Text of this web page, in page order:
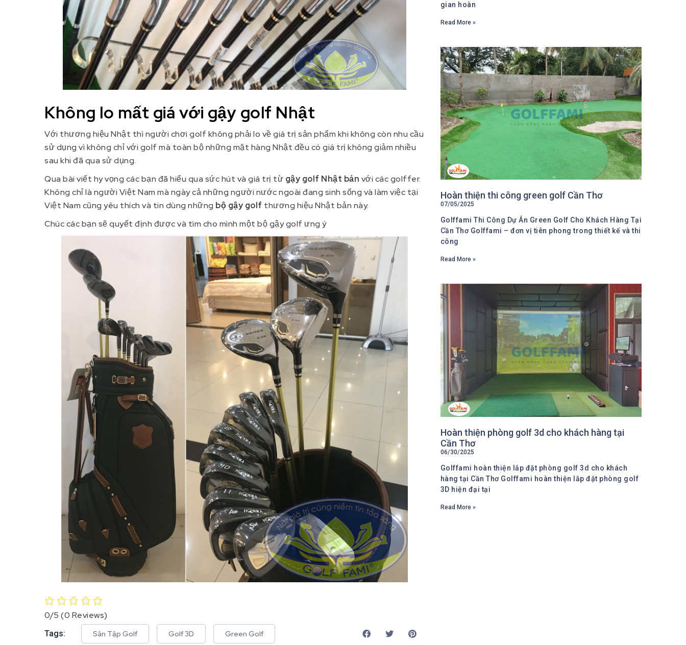
Không lo mất giá với gậy golf Nhật
Với thương hiệu Nhật thì người chơi golf không phải lo về giá trị sản phẩm khi không còn nhu cầu
sử dụng vì không chỉ với golf mà toàn bộ những mặt hàng Nhật đều có giá trị không giảm nhiều
sau khi đã qua sử dụng.
Qua bài viết hy vọng các bạn đã hiểu qua sức hút và giá trị từ gậy golf Nhật bản với các golffer.
Không chỉ là người Việt Nam mà ngày cả những người nước ngoài đang sinh sống và làm việc tại
Việt Nam cũng yêu thích và tin dùng những bộ gậy golf thương hiệu Nhật bản này.
Chúc các bạn sẽ quyết định được và tìm cho mình một bộ gậy golf ưng ý
0/5 (0 Reviews)
Tags: Sân Tập Golf Golf 3D Green Golf
gian hoàn
Read More »
Hoàn thiện thi công green golf Cần Thơ
07/05/2025
Golffami Thi Công Dự Án Green Golf Cho Khách Hàng Tại
Cần Thơ Golffami – đơn vị tiên phong trong thiết kế và thi
công
Read More »
Hoàn thiện phòng golf 3d cho khách hàng tại
Cần Thơ
06/30/2025
Golffami hoàn thiện lắp đặt phòng golf 3d cho khách
hàng tại Cần Thơ Golffami hoàn thiện lắp đặt phòng golf
3D hiện đại tại
Read More »